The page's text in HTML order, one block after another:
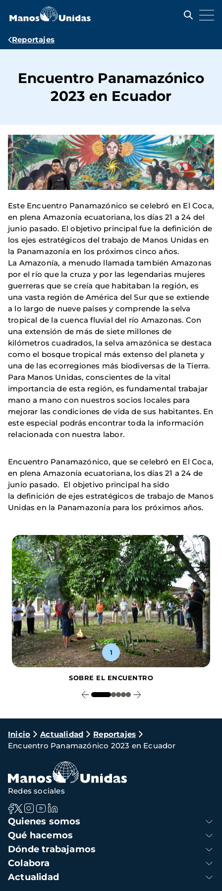
contenido
Ruta
Reportajes
Encuentro Panamazónico
2023 en Ecuador
Este Encuentro Panamazónico se celebró en El Coca,
en plena Amazonía ecuatoriana, los días 21 a 24 del
junio pasado. El objetivo principal fue la definición de
los ejes estratégicos del trabajo de Manos Unidas en
la Panamazonía en los próximos cinco años.
La Amazonía, a menudo llamada también Amazonas
por el río que la cruza y por las legendarias mujeres
guerreras que se creía que habitaban la región, es
una vasta región de América del Sur que se extiende
a lo largo de nueve países y comprende la selva
tropical de la cuenca fluvial del río Amazonas. Con
una extensión de más de siete millones de
kilómetros cuadrados, la selva amazónica se destaca
como el bosque tropical más extenso del planeta y
una de las ecorregiones más biodiversas de la Tierra.
Para Manos Unidas, conscientes de la vital
importancia de esta región, es fundamental trabajar
mano a mano con nuestros socios locales para
mejorar las condiciones de vida de sus habitantes. En
este especial podrás encontrar toda la información
relacionada con nuestra labor.
Encuentro Panamazónico, que se celebró en El Coca,
en plena Amazonía ecuatoriana, los días 21 a 24 de
junio pasado. El objetivo principal ha sido
la definición de ejes estratégicos de trabajo de Manos
Unidas en la Panamazonía para los próximos años.
1
SOBRE EL ENCUENTRO
Ruta
de
navegación
Inicio Actualidad
Reportajes
Encuentro Panamazónico 2023 en Ecuador
Navegación
principal
Quienes somos
Qué hacemos
Dónde trabajamos
Colabora
Actualidad
Redes sociales